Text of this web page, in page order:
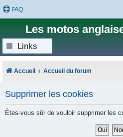
FAQ
Les motos
Links
Accueil Accueil du forum
Supprimer les cookies
Êtes-vous sûr de vouloir supprimer les